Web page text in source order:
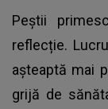
Peștii
reflecție.
așteaptă mai
grijă de